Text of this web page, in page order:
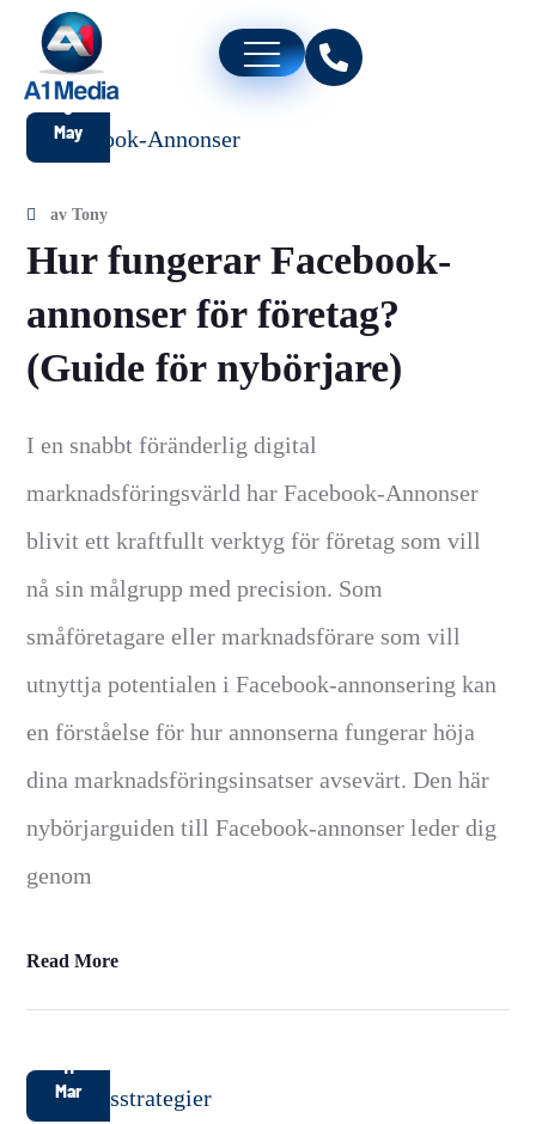
6
May
avTony
Hur fungerar Facebook-
annonser för företag?
(Guide för nybörjare)
I en snabbt föränderlig digital
marknadsföringsvärld har Facebook-Annonser
blivit ett kraftfullt verktyg för företag som vill
nå sin målgrupp med precision. Som
småföretagare eller marknadsförare som vill
utnyttja potentialen i Facebook-annonsering kan
en förståelse för hur annonserna fungerar höja
dina marknadsföringsinsatser avsevärt. Den här
nybörjarguiden till Facebook-annonser leder dig
genom
Read More
11
Mar